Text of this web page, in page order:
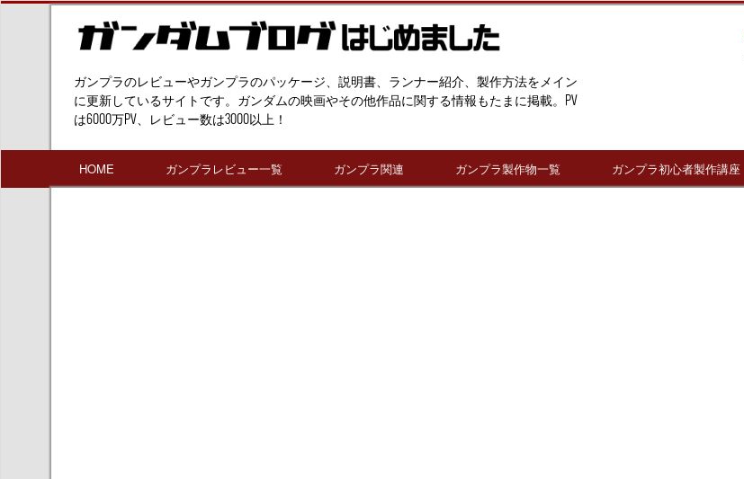
ガンプラのレビューやガンプラのパッケージ、説明書、ランナー紹介、製作方法をメイン
に更新しているサイトです。ガンダムの映画やその他作品に関する情報もたまに掲載。PV
は6000万PV、レビュー数は3000以上！
HOME ガンプラレビュー一覧 ガンプラ関連 ガンプラ製作物一覧 ガンプラ初心者製作講座